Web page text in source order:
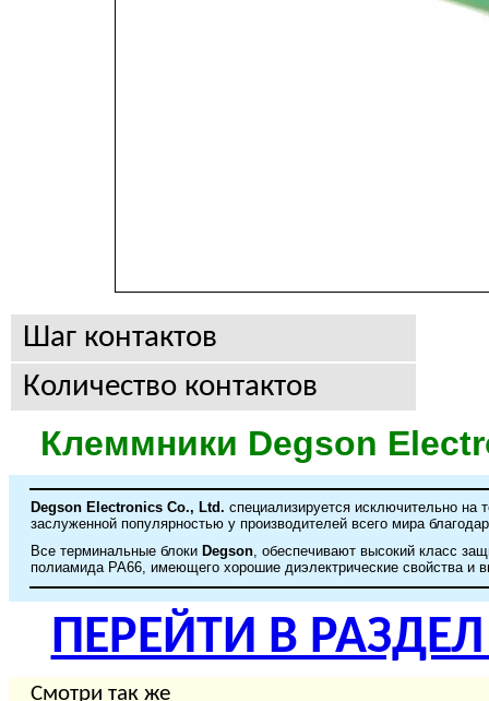
Шаг контактов
Количество контактов
Клеммники Degson
Degson Electronics Co., Ltd. специализируется исключительно на
заслуженной популярностью у производителей всего мира
Все терминальные блоки Degson, обеспечивают высокий класс
полиамида PA66, имеющего хорошие диэлектрические свойства и
ПЕРЕЙТИ В
Смотри так же